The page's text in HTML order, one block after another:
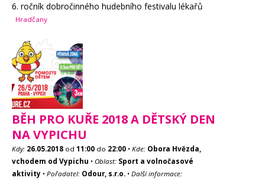
6. ročník dobročinného hudebního festivalu lékařů
Hradčany
BĚH PRO KUŘE 2018 A DĚTSKÝ DEN
NA VYPICHU
Kdy: 26.05.2018 od 11:00 do 22:00 • Kde: Obora Hvězda,
vchodem od Vypichu • Oblast: Sport a volnočasové
aktivity • Pořadatel: Odour, s.r.o. • Další informace: